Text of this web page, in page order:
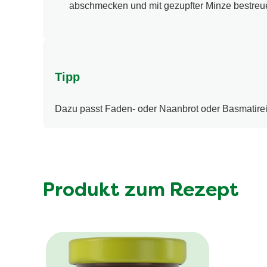
abschmecken und mit gezupfter Minze
Tipp
Dazu passt Faden- oder Naanbrot oder
Produkt zum Rezept